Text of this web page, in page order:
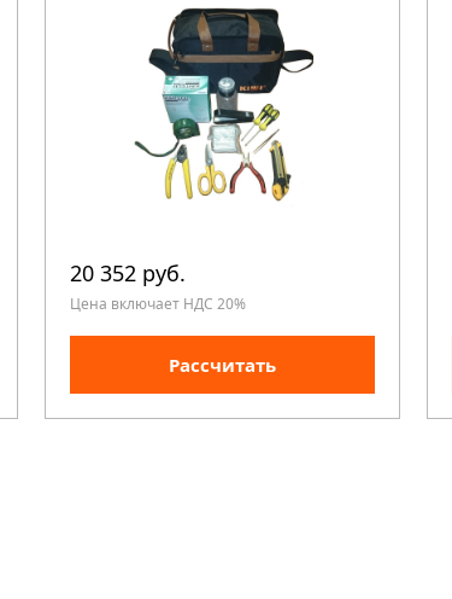
20 352 руб.
Цена включает НДС 20%
Рассчитать